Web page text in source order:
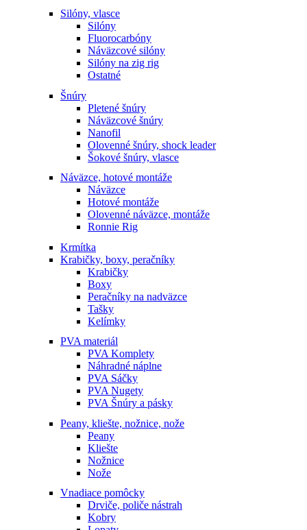
Silóny, vlasce
Silóny
Fluorocarbóny
Náväzcové silóny
Silóny na zig rig
Ostatné
Šnúry
Pletené šnúry
Náväzcové šnúry
Nanofil
Olovenné šnúry, shock leader
Šokové šnúry, vlasce
Náväzce, hotové montáže
Náväzce
Hotové montáže
Olovenné náväzce, montáže
Ronnie Rig
Krmítka
Krabičky, boxy, peračníky
Krabičky
Boxy
Peračníky na nadväzce
Tašky
Kelímky
PVA materiál
PVA Komplety
Náhradné náplne
PVA Sáčky
PVA Nugety
PVA Šnúry a pásky
Peany, kliešte, nožnice, nože
Peany
Kliešte
Nožnice
Nože
Vnadiace pomôcky
Drviče, poliče nástrah
Kobry